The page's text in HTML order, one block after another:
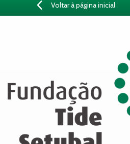
Voltar à página inicial